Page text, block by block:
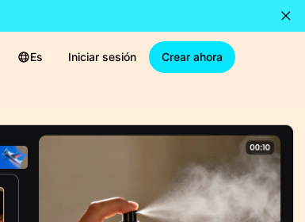
Es Iniciar sesión
Crear ahora